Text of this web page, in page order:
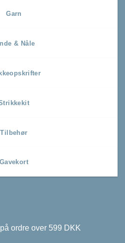
Garn
& Nåle
Tilbehør
Gavekort
ordre over 599 DKK